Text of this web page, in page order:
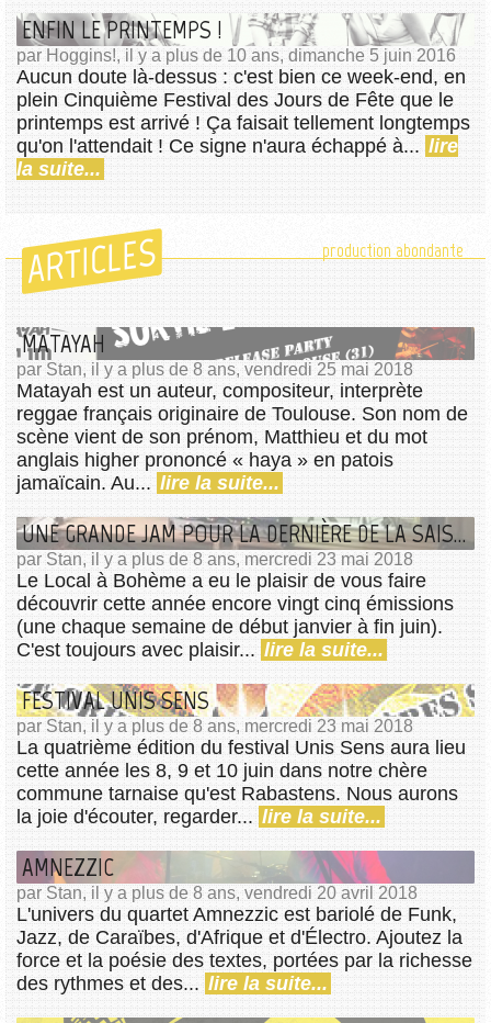
ENFIN LE PRINTEMPS !
par Hoggins!, il y a plus de 10 ans, dimanche 5 juin 2016
Aucun doute là-dessus : c'est bien ce week-end, en
plein Cinquième Festival des Jours de Fête que le
printemps est arrivé ! Ça faisait tellement longtemps
qu'on l'attendait ! Ce signe n'aura échappé à... lire
la suite...
ARTICLES production abondante
MATAYAH
par Stan, il y a plus de 8 ans, vendredi 25 mai 2018
Matayah est un auteur, compositeur, interprète
reggae français originaire de Toulouse. Son nom de
scène vient de son prénom, Matthieu et du mot
anglais higher prononcé « haya » en patois
jamaïcain. Au... lire la suite...
UNE GRANDE JAM POUR LA DERNIÈRE DE LA SAISON !
par Stan, il y a plus de 8 ans, mercredi 23 mai 2018
Le Local à Bohème a eu le plaisir de vous faire
découvrir cette année encore vingt cinq émissions
(une chaque semaine de début janvier à fin juin).
C'est toujours avec plaisir... lire la suite...
FESTIVAL UNIS SENS
par Stan, il y a plus de 8 ans, mercredi 23 mai 2018
La quatrième édition du festival Unis Sens aura lieu
cette année les 8, 9 et 10 juin dans notre chère
commune tarnaise qu'est Rabastens. Nous aurons
la joie d'écouter, regarder... lire la suite...
AMNEZZIC
par Stan, il y a plus de 8 ans, vendredi 20 avril 2018
L'univers du quartet Amnezzic est bariolé de Funk,
Jazz, de Caraïbes, d'Afrique et d'Électro. Ajoutez la
force et la poésie des textes, portées par la richesse
des rythmes et des... lire la suite...